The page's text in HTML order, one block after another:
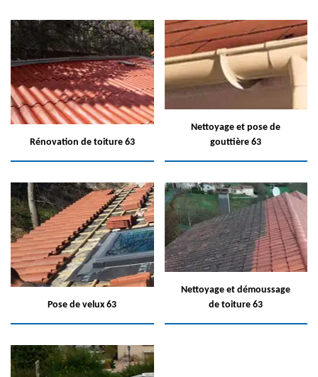
Rénovation de toiture 63
Nettoyage et pose de
gouttière 63
Pose de velux 63
Nettoyage et démoussage
de toiture 63